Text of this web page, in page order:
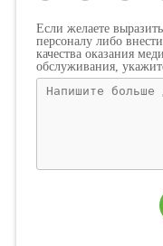
Если желаете
персоналу либо
качества оказания
обслуживания,